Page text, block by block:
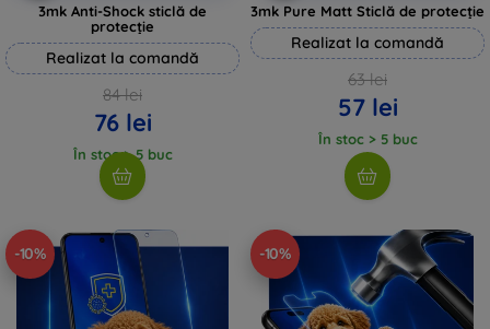
3mk Anti-Shock sticlă de
protecție
Realizat la comandă
84 lei
76 lei
În stoc > 5 buc
3mk Pure Matt Sticlă de protecție
Realizat la comandă
63 lei
57 lei
În stoc > 5 buc
-10% -10%